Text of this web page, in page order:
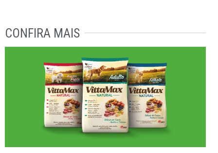
CONFIRA MAIS